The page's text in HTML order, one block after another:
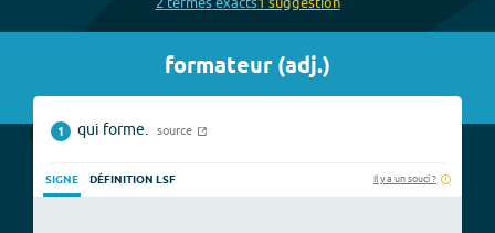
formateur(adj.)
1 qui forme. source
SIGNE DÉFINITION LSF Il y a un souci ?